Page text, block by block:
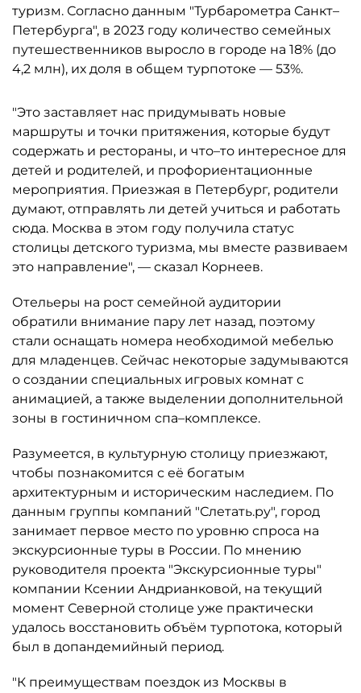
туризм. Согласно данным "Турбарометра Санкт–
Петербурга", в 2023 году количество семейных
путешественников выросло в городе на 18% (до
4,2 млн), их доля в общем турпотоке — 53%.
"Это заставляет нас придумывать новые
маршруты и точки притяжения, которые будут
содержать и рестораны, и что–то интересное для
детей и родителей, и профориентационные
мероприятия. Приезжая в Петербург, родители
думают, отправлять ли детей учиться и работать
сюда. Москва в этом году получила статус
столицы детского туризма, мы вместе развиваем
это направление", — сказал Корнеев.
Отельеры на рост семейной аудитории
обратили внимание пару лет назад, поэтому
стали оснащать номера необходимой мебелью
для младенцев. Сейчас некоторые задумываются
о создании специальных игровых комнат с
анимацией, а также выделении дополнительной
зоны в гостиничном спа–комплексе.
Разумеется, в культурную столицу приезжают,
чтобы познакомится с её богатым
архитектурным и историческим наследием. По
данным группы компаний "Слетать.ру", город
занимает первое место по уровню спроса на
экскурсионные туры в России. По мнению
руководителя проекта "Экскурсионные туры"
компании Ксении Андрианковой, на текущий
момент Северной столице уже практически
удалось восстановить объём турпотока, который
был в допандемийный период.
"К преимуществам поездок из Москвы в